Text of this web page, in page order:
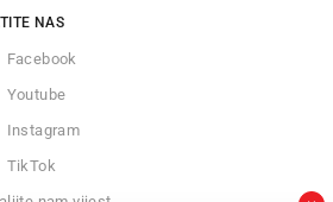
NAS
Facebook
Youtube
Instagram
TikTok